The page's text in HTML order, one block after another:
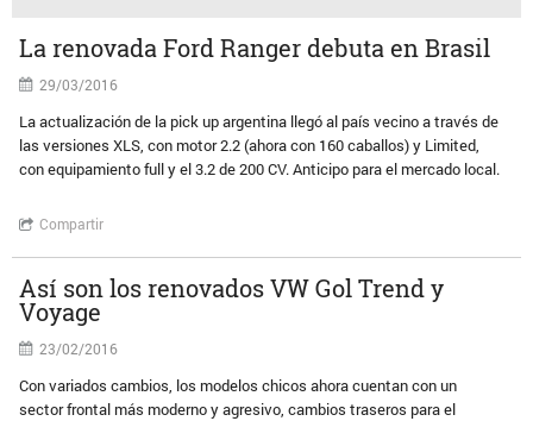
La renovada Ford Ranger debuta en Brasil
29/03/2016
La actualización de la pick up argentina llegó al país vecino a través de
las versiones XLS, con motor 2.2 (ahora con 160 caballos) y Limited,
con equipamiento full y el 3.2 de 200 CV. Anticipo para el mercado local.
Compartir
Así son los renovados VW Gol Trend y
Voyage
23/02/2016
Con variados cambios, los modelos chicos ahora cuentan con un
sector frontal más moderno y agresivo, cambios traseros para el